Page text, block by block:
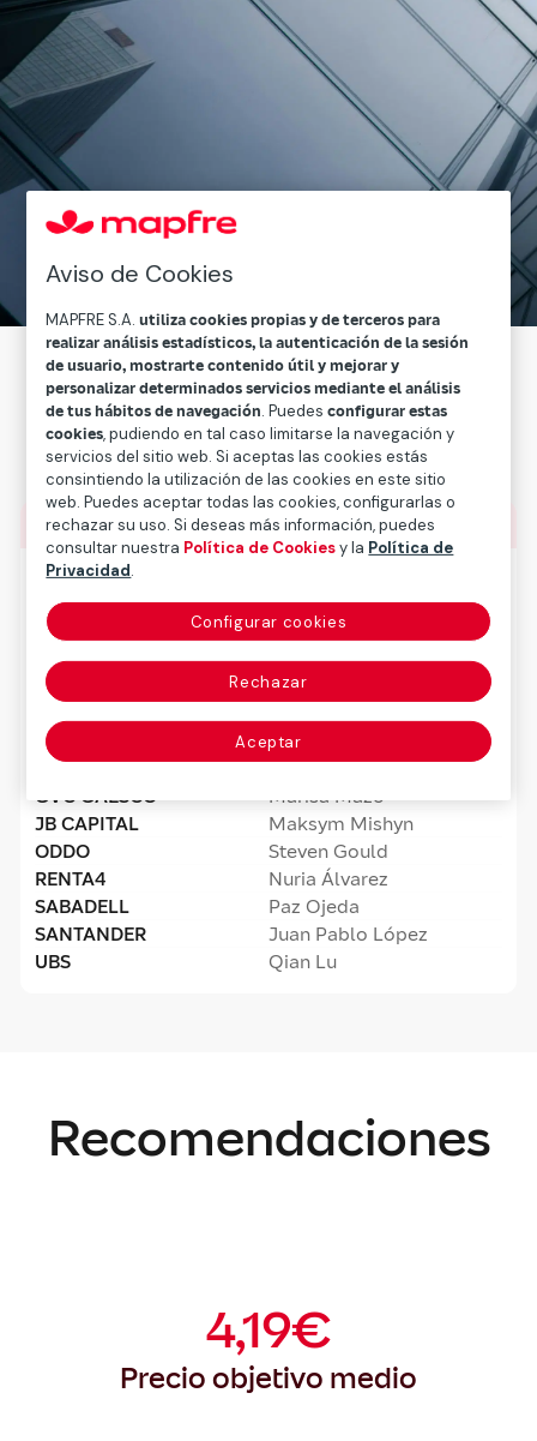
Entidades que
cubren Mapfre
Analista
ALANTRA
ALPHAVALUE
Antoine Bouchetoux
AUTONOMOUS
Youdish Chicooree
BARCLAYS
Alessia Magni & Ivan
Bokhmat
BofA
David Barma
CAIXABANK BPI
Carlos Peixoto
GVC GAESCO
Marisa Mazo
JB CAPITAL
Maksym Mishyn
ODDO
Steven Gould
RENTA4
Nuria Álvarez
SABADELL
Paz Ojeda
SANTANDER
Juan Pablo López
UBS
Qian Lu
Recomendaciones
4,19€
Precio objetivo medio
Aviso de Cookies
MAPFRE S.A.utiliza cookies propias y de terceros para
realizar análisis estadísticos, la autenticación de la sesión
de usuario, mostrarte contenido útil y mejorar y
personalizar determinados servicios mediante el análisis
de tus hábitos de navegación. Puedesconfigurar estas
cookies, pudiendo en tal caso limitarse la navegación y
servicios del sitio web. Si aceptas las cookies estás
consintiendo la utilización de las cookies en este sitio
web. Puedes aceptar todas las cookies, configurarlas o
rechazar su uso. Si deseas más información, puedes
consultar nuestra Política de Cookiesy la Política de
Privacidad.
Configurar cookies
Rechazar
Aceptar